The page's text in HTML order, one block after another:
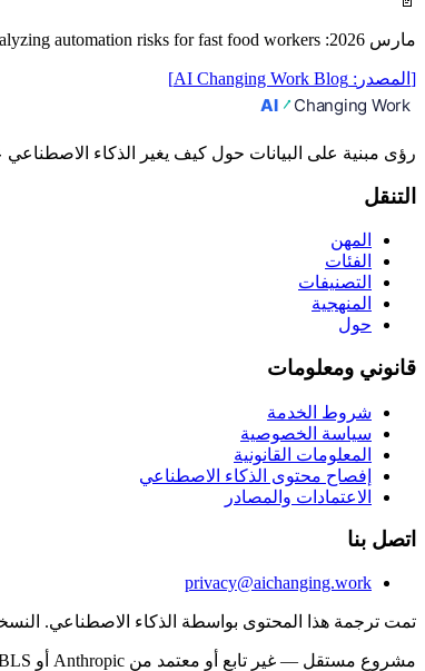
مارس 2026 :
automation risks for fast food workers
[ المصدر :
AI Changing Work Blog
]
رؤى مبنية على البيانات حول كيف يغير الذكاء الاصطناعي
التنقل
المهن
الفئات
التصنيفات
المنهجية
حول
قانوني ومعلومات
شروط الخدمة
سياسة الخصوصية
المعلومات القانونية
إفصاح محتوى الذكاء الاصطناعي
الاعتمادات والمصادر
اتصل بنا
privacy@aichanging.work
تمت ترجمة هذا المحتوى بواسطة الذكاء الاصطناعي.
مشروع مستقل — غير تابع أو معتمد من Anthropic أو BLS أو أي منظمة مُشار إليها. تتضمن البيانات تحليلات مُنشأة بالذكاء الاصطناعي وتوقعات تقديرية؛ ولا تضمن الدقة. ليست نصيحة مهنية.